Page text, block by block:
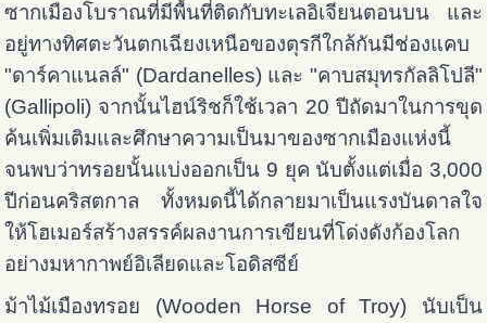
ซากเมืองโบราณที่มีพื้นที่ติดกับทะเลอิเจียนตอนบน และ
อยู่ทางทิศตะวันตกเฉียงเหนือของตุรกีใกล้กันมีช่องแคบ
"ดาร์คาแนลล์" (Dardanelles) และ "คาบสมุทรกัลลิโปลี"
(Gallipoli) จากนั้นไฮน์ริชก็ใช้เวลา 20 ปีถัดมาในการขุด
ค้นเพิ่มเติมและศึกษาความเป็นมาของซากเมืองแห่งนี้
จนพบว่าทรอยนั้นแบ่งออกเป็น 9 ยุค นับตั้งแต่เมื่อ 3,000
ปีก่อนคริสตกาล ทั้งหมดนี้ได้กลายมาเป็นแรงบันดาลใจ
ให้โฮเมอร์สร้างสรรค์ผลงานการเขียนที่โด่งดังก้องโลก
อย่างมหากาพย์อิเลียดและโอดิสซีย์
ม้าไม้เมืองทรอย (Wooden Horse of Troy) นับเป็น